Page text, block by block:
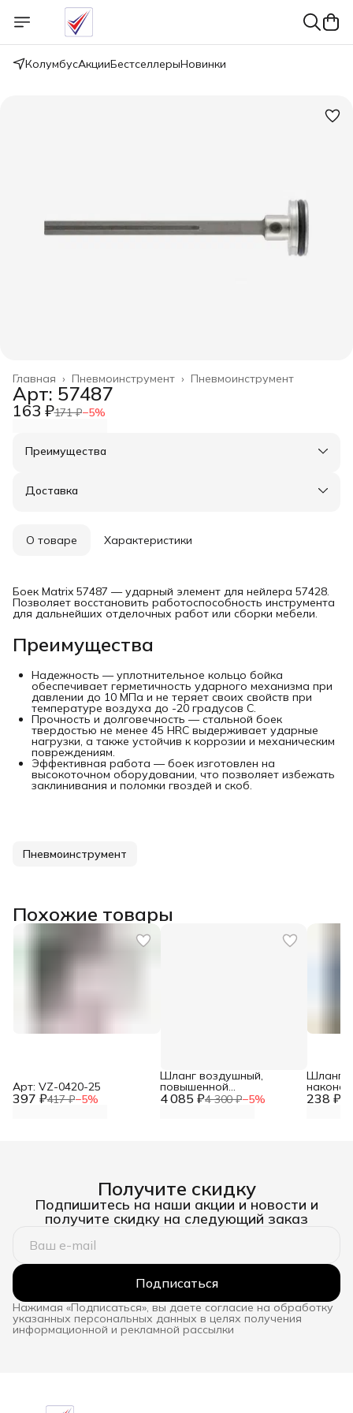
КолумбусАкцииБестселлерыНовинки
Пневмоинструмент
Пневмоинструмент ›
Главная ›
Арт: 57487
163 ₽171 ₽−5%
Преимущества
Оплата частями в Сплит
Удобный возврат
Доставка
О товаре Характеристики
Боек Matrix 57487 — ударный элемент для нейлера 57428.
Позволяет восстановить работоспособность инструмента
для дальнейших отделочных работ или сборки мебели.
Преимущества
Надежность — уплотнительное кольцо бойка
обеспечивает герметичность ударного механизма при
давлении до 10 МПа и не теряет своих свойств при
температуре воздуха до -20 градусов C.
Прочность и долговечность — стальной боек
твердостью не менее 45 HRC выдерживает ударные
нагрузки, а также устойчив к коррозии и механическим
повреждениям.
Эффективная работа — боек изготовлен на
высокоточном оборудовании, что позволяет избежать
заклинивания и поломки гвоздей и скоб.
Пневмоинструмент
Похожие товары
397 ₽417 ₽−5%
Арт: VZ-0420-25
4 085 ₽4 300 ₽−5%
Шланг воздушный,
повышенной
эластичности для пневмо 238 ₽
Шланг
VZ-
Получите скидку
Подпишитесь на наши акции и новости и
получите скидку на следующий заказ
Подписаться
Нажимая «Подписаться», вы даете согласие на обработку
указанных персональных данных в целях получения
информационной и рекламной рассылки